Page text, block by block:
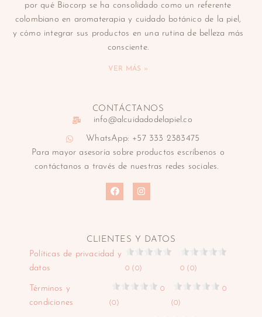
por qué Biocorp se ha consolidado como un referente
colombiano en aromaterapia y cuidado botánico de la piel,
y cómo integrar sus productos en una rutina de belleza más
consciente.
VER MÁS »
CONTÁCTANOS
info@alcuidadodelapiel.co
WhatsApp: +57 333 2383475
Para mayor asesoría sobre productos escríbenos o
contáctanos a través de nuestras redes sociales.
CLIENTES Y DATOS
Políticas de privacidad y
datos
0 (0) 0 (0)
Términos y
condiciones
0
(0)
0
(0)